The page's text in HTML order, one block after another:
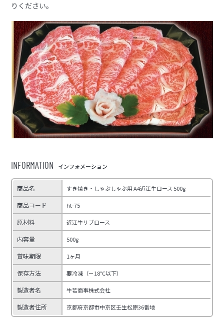
りください。
INFORMATION インフォメーション
商品名 すき焼き・しゃぶしゃぶ用 A4近江牛ロース 500g
商品コード ht-75
原材料 近江牛リブロース
内容量 500g
賞味期限 1ヶ月
保存方法 要冷凍（－18℃以下）
製造者名 牛若商事株式会社
製造者住所 京都府京都市中京区壬生松原36番地